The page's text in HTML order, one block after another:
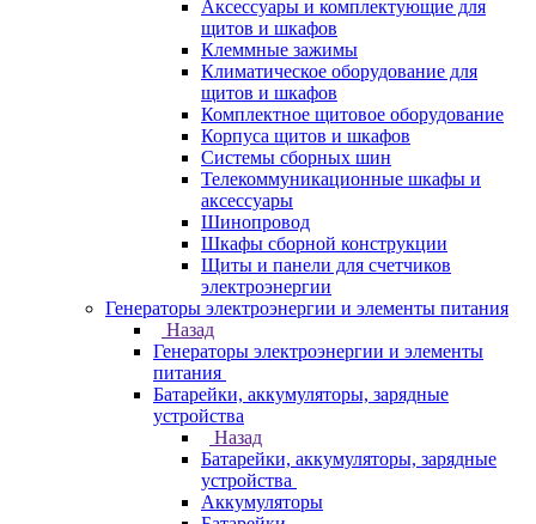
Аксессуары и комплектующие для
щитов и шкафов
Клеммные зажимы
Климатическое оборудование для
щитов и шкафов
Комплектное щитовое оборудование
Корпуса щитов и шкафов
Системы сборных шин
Телекоммуникационные шкафы и
аксессуары
Шинопровод
Шкафы сборной конструкции
Щиты и панели для счетчиков
электроэнергии
Генераторы электроэнергии и элементы питания
Назад
Генераторы электроэнергии и элементы
питания
Батарейки, аккумуляторы, зарядные
устройства
Назад
Батарейки, аккумуляторы, зарядные
устройства
Аккумуляторы